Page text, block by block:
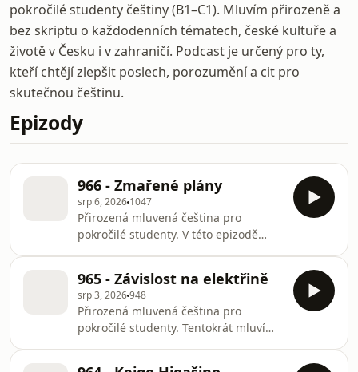
pokročilé studenty češtiny (B1–C1). Mluvím přirozeně a
bez skriptu o každodenních tématech, české kultuře a
životě v Česku i v zahraničí. Podcast je určený pro ty,
kteří chtějí zlepšit poslech, porozumění a cit pro
skutečnou češtinu.
Epizody
966 - Zmařené plány
srp 6, 2026 1047
Přirozená mluvená čeština pro
pokročilé studenty. V této epizodě
https://ko-
fi.com/cestinasmichalemOnline lekce:
https://italki.com/teacher/6989034Web:
https://cesky.buzzsprout.com/e-mail:
cestinasmichalem@gmail.comX:
https://x.com/CestinaMichalSend us
965 - Závislost na elektřině
srp 3, 2026948
Přirozená mluvená čeština pro
pokročilé studenty. Tentokrát mluvím